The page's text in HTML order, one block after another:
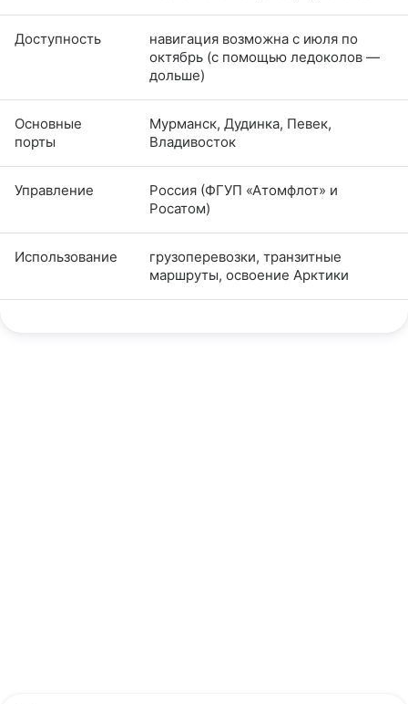
Доступность
навигация возможна с июля по
октябрь (с помощью ледоколов —
дольше)
Основные
порты
Мурманск, Дудинка, Певек,
Владивосток
Управление
Россия (ФГУП «Атомфлот» и
Росатом)
Использование
грузоперевозки, транзитные
маршруты, освоение Арктики